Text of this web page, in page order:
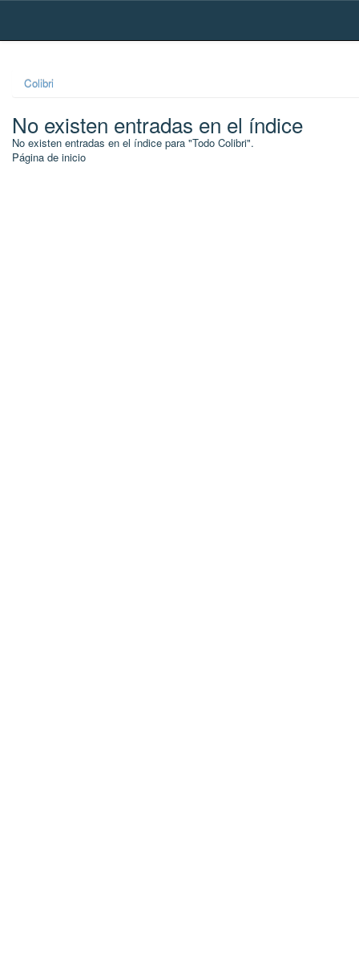
Skip
Colibri
No existen entradas en el índice
No existen entradas en el índice para "Todo Colibri".
Página de inicio